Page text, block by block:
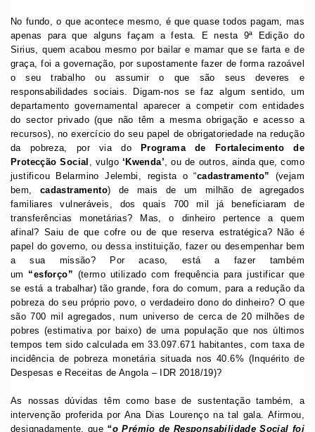
No fundo, o que acontece mesmo, é que quase todos pagam, mas
apenas para que alguns façam a festa. E nesta 9ª Edição do
Sirius, quem acabou mesmo por bailar e mamar que se farta e de
graça, foi a governação, por supostamente fazer de forma razoável
o seu trabalho ou assumir o que são seus deveres e
responsabilidades sociais. Digam-nos se faz algum sentido, um
departamento governamental aparecer a competir com entidades
do sector privado (que não têm a mesma obrigação e acesso a
recursos), no exercício do seu papel de obrigatoriedade na redução
da pobreza, por via do
Programa de Fortalecimento de
Protecção Social , vulgo ‘Kwenda’, ou de outros, ainda que, como
justificou Belarmino Jelembi, regista o “cadastramento” (vejam
bem, cadastramento) de mais de um milhão de agregados
familiares vulneráveis, dos quais 700 mil já beneficiaram de
transferências monetárias? Mas, o dinheiro pertence a quem
afinal? Saiu de que cofre ou de que reserva estratégica? Não é
papel do governo, ou dessa instituição, fazer ou desempenhar bem
a sua missão? Por acaso, está a fazer também
um “esforço” (termo utilizado com frequência para justificar que
se está a trabalhar) tão grande, fora do comum, para a redução da
pobreza do seu próprio povo, o verdadeiro dono do dinheiro? O que
são 700 mil agregados, num universo de cerca de 20 milhões de
pobres (estimativa por baixo) de uma população que nos últimos
tempos tem sido calculada em 33.097.671 habitantes, com taxa de
incidência de pobreza monetária situada nos 40.6% (Inquérito de
Despesas e Receitas de Angola – IDR 2018/19)?
As nossas dúvidas têm como base de sustentação também, a
intervenção proferida por Ana Dias Lourenço na tal gala. Afirmou,
designadamente, que “o Prémio de Responsabilidade Social foi